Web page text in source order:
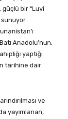
güçlü bir “Luvi
sunuyor.
Anadolu’nun,
yaptığı
tarihine dair
ve
yayımlanan,